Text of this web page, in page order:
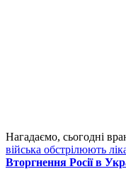
Нагадаємо, сьогодні
війська обстрілюють
Вторгнення Росії в